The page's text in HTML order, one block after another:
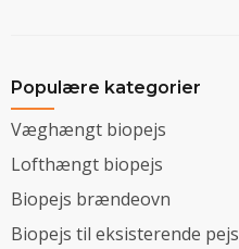
Populære kategorier
Væghængt biopejs
Lofthængt biopejs
Biopejs brændeovn
Biopejs til eksisterende pejs